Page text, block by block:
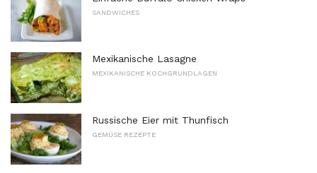
SANDWICHES
Mexikanische Lasagne
MEXIKANISCHE KOCHGRUNDLAGEN
Russische Eier mit Thunfisch
GEMÜSE REZEPTE